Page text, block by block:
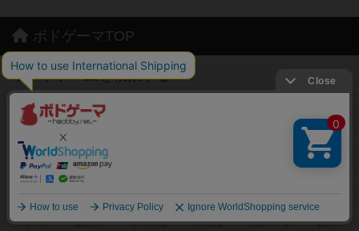
ボドゲーマTOP
ボードゲームを検索する
ボードゲームの新着レビュー
ボードゲーム会情報